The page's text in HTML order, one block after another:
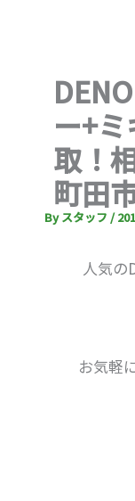
ー+
取！
町田
Byスタッフ /
人気の
お気軽